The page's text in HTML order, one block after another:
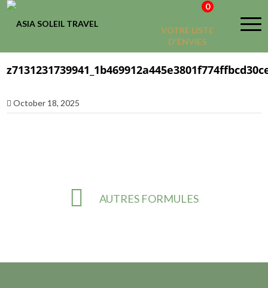
VOTRE LISTE
D'ENVIES
0
October 18, 2025
AUTRES FORMULES